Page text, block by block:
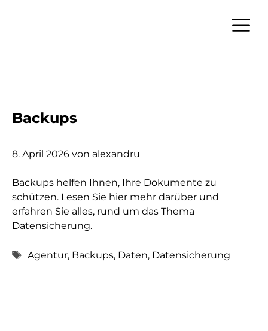
Menü
Backups
8. April 2026 von alexandru
Backups helfen Ihnen, Ihre Dokumente zu
schützen. Lesen Sie hier mehr darüber und
erfahren Sie alles, rund um das Thema
Datensicherung.
Schlagwörter
Agentur, Backups, Daten, Datensicherung